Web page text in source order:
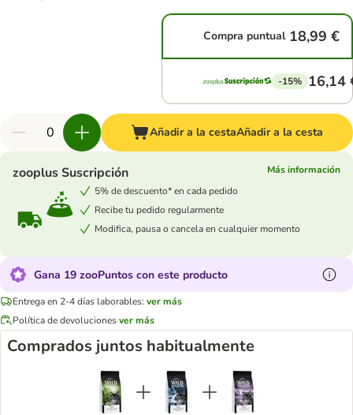
Compra puntual 18,99 €
-15% 16,14
Añadir a la cestaAñadir a la cesta
zooplus Suscripción
Más información
5% de descuento* en cada pedido
Recibe tu pedido regularmente
Modifica, pausa o cancela en cualquier momento
Gana 19 zooPuntos con este producto
Entrega en 2-4 días laborables: ver más
Política de devolucionesver más
Comprados juntos habitualmente